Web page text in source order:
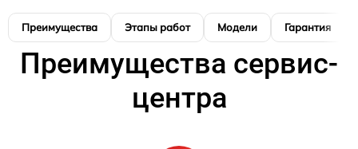
Преимущества Этапы работ Модели Гарантия
Преимущества сервис-
центра